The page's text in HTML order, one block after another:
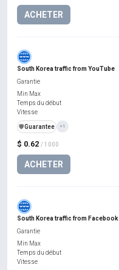
ACHETER
South Korea traffic from YouTube
$ 0.62 / 1000
ACHETER
Garantie
Min Max
Temps du début
Vitesse
️🛡️Guarantee +1
South Korea traffic from Facebook
Garantie
Min Max
Temps du début
Vitesse